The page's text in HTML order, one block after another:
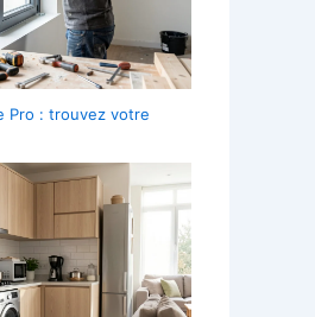
Pro : trouvez votre